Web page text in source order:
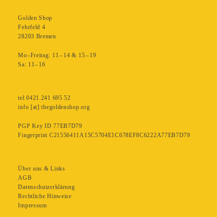
Golden Shop
Fehrfeld 4
28203 Bremen
Mo–Freitag: 11 – 14 & 15 – 19
Sa: 11– 16
tel 0421.241 695 52
info [at] thegoldenshop.org
PGP Key ID 77EB7D79
Fingerprint C21556411A15C5704E1C678EF8C6222A77EB7D79
Über uns & Links
AGB
Datenschutzerklärung
Rechtliche Hinweise
Impressum